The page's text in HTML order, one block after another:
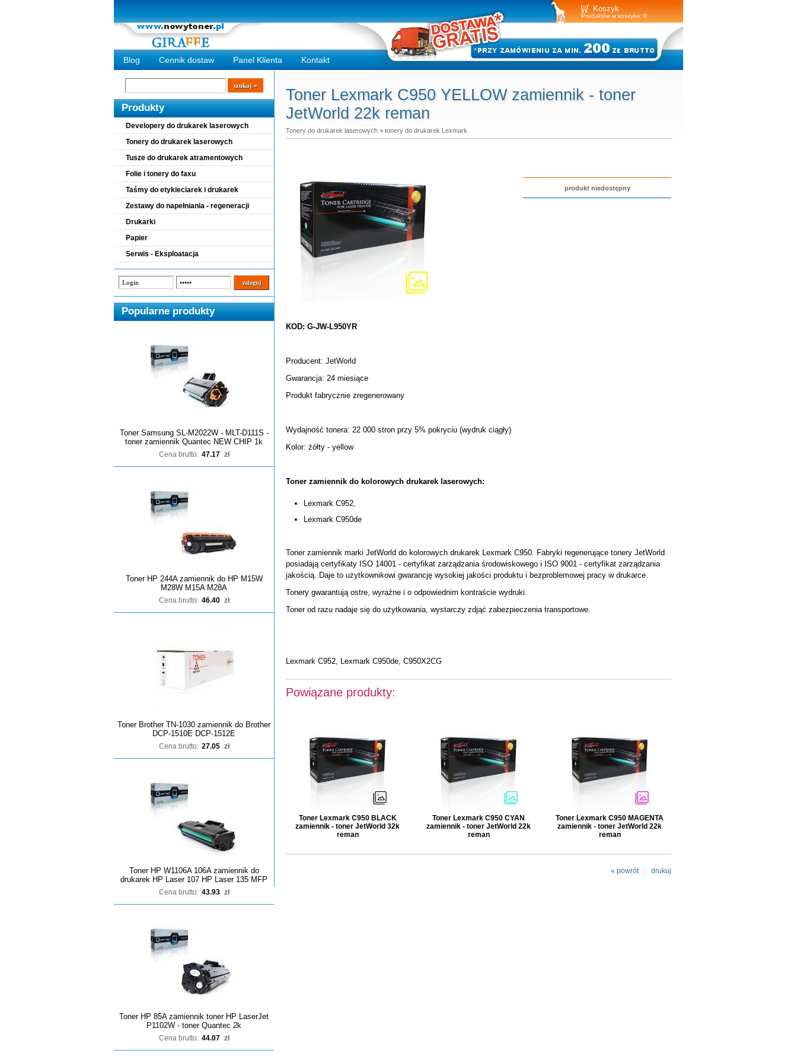
Koszyk
Produktów w koszyku: 0
Blog Cennik dostaw Panel Klienta Kontakt
Wyszukiwarka
szukaj
Produkty
Developery do drukarek laserowych
Tonery do drukarek laserowych
Tusze do drukarek atramentowych
Folie i tonery do faxu
Taśmy do etykieciarek i drukarek
Zestawy do napełniania - regeneracji
Drukarki
Papier
Serwis - Eksploatacja
Popularne produkty
Toner Samsung SL-M2022W - MLT-D111S -
toner zamiennik Quantec NEW CHIP 1k
Cena brutto: 47.17 zł
Toner HP 244A zamiennik do HP M15W
M28W M15A M28A
Cena brutto: 46.40 zł
Toner Brother TN-1030 zamiennik do Brother
DCP-1510E DCP-1512E
Cena brutto: 27.05 zł
Toner HP W1106A 106A zamiennik do
drukarek HP Laser 107 HP Laser 135 MFP
Cena brutto: 43.93 zł
Toner HP 85A zamiennik toner HP LaserJet
P1102W - toner Quantec 2k
Cena brutto: 44.07 zł
Toner Lexmark C950 YELLOW zamiennik - toner
JetWorld 22k reman
Tonery do drukarek laserowych » tonery do drukarek Lexmark
produkt niedostępny
KOD: G-JW-L950YR
Producent: JetWorld
Gwarancja: 24 miesiące
Produkt fabrycznie zregenerowany
Wydajność tonera: 22 000 stron przy 5% pokryciu (wydruk ciągły)
Kolor: żółty - yellow
Toner zamiennik do kolorowych drukarek laserowych:
Lexmark C952,
Lexmark C950de
Toner zamiennik marki JetWorld do kolorowych drukarek Lexmark C950. Fabryki regenerujące tonery JetWorld
posiadają certyfikaty ISO 14001 - certyfikat zarządzania środowiskowego i ISO 9001 - certyfikat zarządzania
jakością. Daje to użytkownikowi gwarancję wysokiej jakości produktu i bezproblemowej pracy w drukarce.
Tonery gwarantują ostre, wyraźne i o odpowiednim kontraście wydruki.
Toner od razu nadaje się do użytkowania, wystarczy zdjąć zabezpieczenia transportowe.
Lexmark C952, Lexmark C950de, C950X2CG
Powiązane produkty:
Toner Lexmark C950 BLACK
zamiennik - toner JetWorld 32k
reman
Toner Lexmark C950 CYAN
zamiennik - toner JetWorld 22k
reman
Toner Lexmark C950 MAGENTA
zamiennik - toner JetWorld 22k
reman
drukuj
« powrót